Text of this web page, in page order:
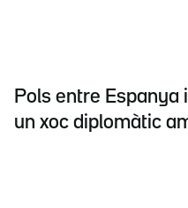
Pols entre Espanya
un xoc diplomàtic